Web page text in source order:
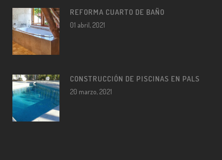
REFORMA CUARTO DE BAÑO
01 abril, 2021
CONSTRUCCIÓN DE PISCINAS EN PALS
20 marzo, 2021